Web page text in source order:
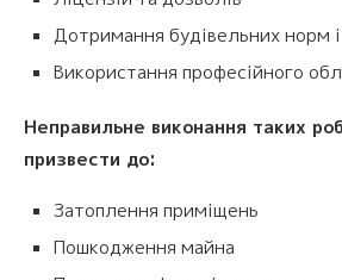
Дотримання будівельних норм
Використання професійного
Неправильне виконання таких
призвести до:
Затоплення приміщень
Пошкодження майна